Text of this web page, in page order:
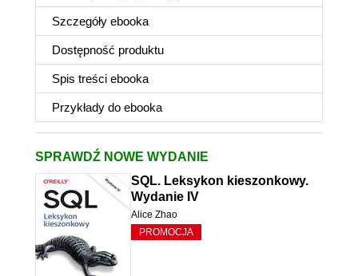
Szczegóły ebooka
Dostępność produktu
Spis treści ebooka
Przykłady do ebooka
SPRAWDŹ NOWE WYDANIE
SQL. Leksykon kieszonkowy.
Wydanie IV
Alice Zhao
PROMOCJA